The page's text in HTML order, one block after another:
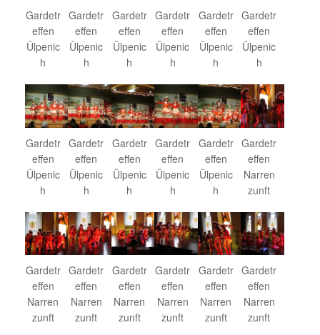
Gardetr
effen
Ülpenic
h
Gardetr
effen
Ülpenic
h
Gardetr
effen
Ülpenic
h
Gardetr
effen
Ülpenic
h
Gardetr
effen
Ülpenic
h
Gardetr
effen
Ülpenic
h
Gardetr
effen
Ülpenic
h
Gardetr
effen
Ülpenic
h
Gardetr
effen
Ülpenic
h
Gardetr
effen
Ülpenic
h
Gardetr
effen
Ülpenic
h
Gardetr
effen
Narren
zunft
Gardetr
effen
Narren
zunft
Gardetr
effen
Narren
zunft
Gardetr
effen
Narren
zunft
Gardetr
effen
Narren
zunft
Gardetr
effen
Narren
zunft
Gardetr
effen
Narren
zunft